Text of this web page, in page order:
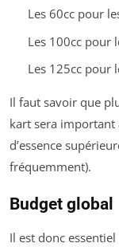
Les 60cc pour
Les 100cc pour
Les 125cc pour
Il faut savoir que
kart sera important
d’essence
fréquemment).
Budget global
Il est donc